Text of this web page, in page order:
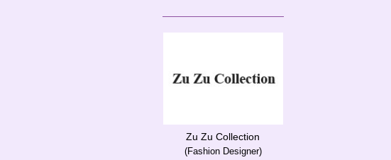
Zu Zu Collection
(Fashion Designer)